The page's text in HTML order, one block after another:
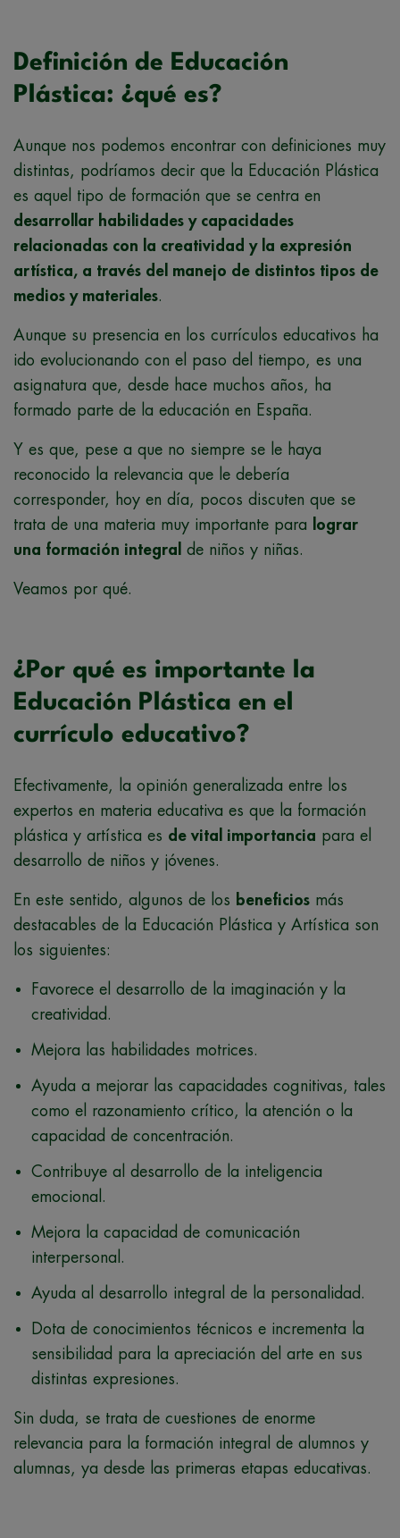
Definición de Educación
Plástica: ¿qué es?
Aunque nos podemos encontrar con definiciones muy
distintas, podríamos decir que la Educación Plástica
es aquel tipo de formación que se centra en
desarrollar habilidades y capacidades
relacionadas con la creatividad y la expresión
artística, a través del manejo de distintos tipos de
medios y materiales.
Aunque su presencia en los currículos educativos ha
ido evolucionando con el paso del tiempo, es una
asignatura que, desde hace muchos años, ha
formado parte de la educación en España.
Y es que, pese a que no siempre se le haya
reconocido la relevancia que le debería
corresponder, hoy en día, pocos discuten que se
trata de una materia muy importante para
lograr
una formación integral
de niños y niñas.
Veamos por qué.
¿Por qué es importante la
Educación Plástica en el
currículo educativo?
Efectivamente, la opinión generalizada entre los
expertos en materia educativa es que la formación
plástica y artística es de vital importancia para el
desarrollo de niños y jóvenes.
En este sentido, algunos de los beneficios más
destacables de la Educación Plástica y Artística son
los siguientes:
Favorece el desarrollo de la imaginación y la
creatividad.
Mejora las habilidades motrices.
Ayuda a mejorar las capacidades cognitivas, tales
como el razonamiento crítico, la atención o la
capacidad de concentración.
Contribuye al desarrollo de la inteligencia
emocional.
Mejora la capacidad de comunicación
interpersonal.
Ayuda al desarrollo integral de la personalidad.
Dota de conocimientos técnicos e incrementa la
sensibilidad para la apreciación del arte en sus
distintas expresiones.
Sin duda, se trata de cuestiones de enorme
relevancia para la formación integral de alumnos y
alumnas, ya desde las primeras etapas educativas.